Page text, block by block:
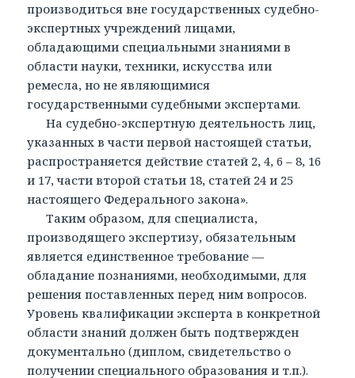
производиться вне государственных судебно-
экспертных учреждений лицами,
обладающими специальными знаниями в
области науки, техники, искусства или
ремесла, но не являющимися
государственными судебными экспертами.
На судебно-экспертную деятельность лиц,
указанных в части первой настоящей статьи,
распространяется действие статей 2, 4, 6 – 8, 16
и 17, части второй статьи 18, статей 24 и 25
настоящего Федерального закона».
Таким образом, для специалиста,
производящего экспертизу, обязательным
является единственное требование —
обладание познаниями, необходимыми, для
решения поставленных перед ним вопросов.
Уровень квалификации эксперта в конкретной
области знаний должен быть подтвержден
документально (диплом, свидетельство о
получении специального образования и т.п.).